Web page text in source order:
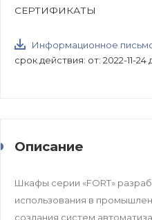
СЕРТИФИКАТЫ
Информационное
срок действия: от: 2022-11-24
Описание
Шкафы серии «FORT»
использования в
создания систем